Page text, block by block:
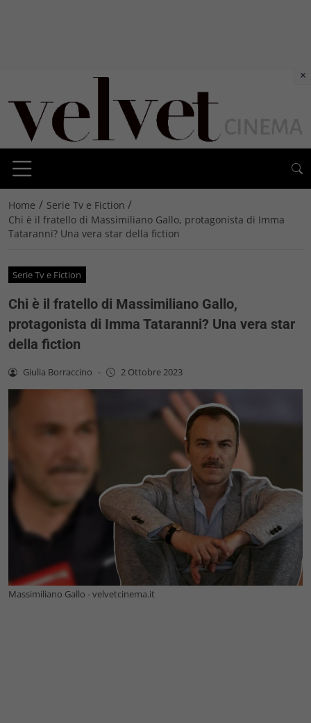
Home / Serie Tv e Fiction /
Chi è il fratello di Massimiliano Gallo, protagonista di Imma
Tataranni? Una vera star della fiction
Serie Tv e Fiction
Chi è il fratello di Massimiliano Gallo,
protagonista di Imma Tataranni? Una vera star
della fiction
Giulia Borraccino - 2 Ottobre 2023
Massimiliano Gallo - velvetcinema.it
×